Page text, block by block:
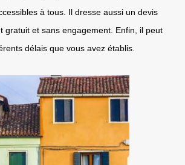
à tous. Il dresse aussi un devis
gratuit et sans engagement. Enfin, il peut
délais que vous avez établis.